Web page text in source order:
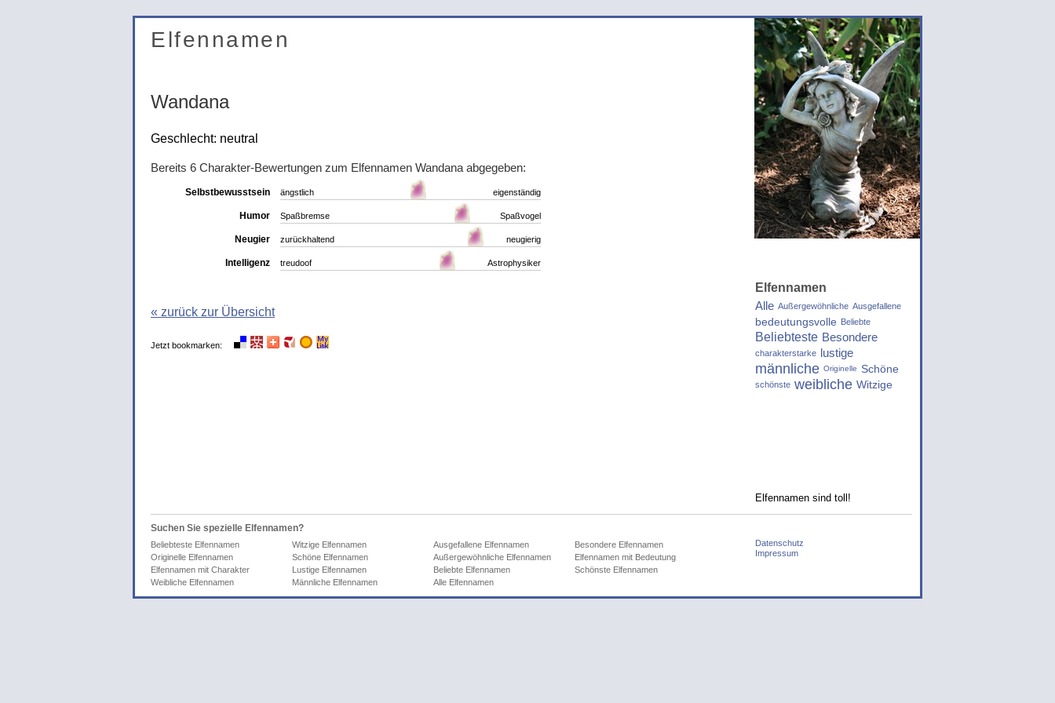
Elfennamen
Wandana
Geschlecht: neutral
Bereits 6 Charakter-Bewertungen zum Elfennamen Wandana abgegeben:
Selbstbewusstsein ängstlich eigenständig
Humor Spaßbremse Spaßvogel
Neugier zurückhaltend neugierig
Intelligenz treudoof Astrophysiker
« zurück zur Übersicht
Jetzt bookmarken:
Elfennamen
Alle Außergewöhnliche Ausgefallene
bedeutungsvolle Beliebte
Beliebteste Besondere
charakterstarke lustige
männliche Originelle Schöne
schönste weibliche Witzige
Elfennamen sind toll!
Suchen Sie spezielle Elfennamen?
Beliebteste Elfennamen Witzige Elfennamen Ausgefallene Elfennamen
Besondere Elfennamen
Originelle Elfennamen
Schöne Elfennamen Außergewöhnliche Elfennamen
Elfennamen mit Bedeutung
Elfennamen mit Charakter
Lustige Elfennamen Beliebte Elfennamen
Schönste Elfennamen
Weibliche Elfennamen
Männliche Elfennamen Alle Elfennamen
Datenschutz
Impressum